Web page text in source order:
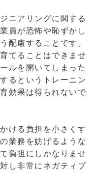
ニアリングに関する
員が恐怖や恥ずかし
配慮することです。
てることはできませ
ルを開いてしまった
るというトレーニン
効果は得られないで
ける負担を小さくす
業務を妨げるような
負担にしかなりませ
し非常にネガティブ